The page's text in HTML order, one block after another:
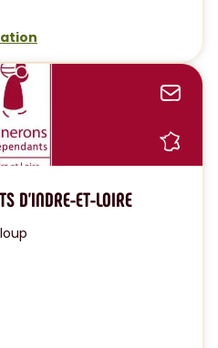
D'INDRE-ET-LOIRE